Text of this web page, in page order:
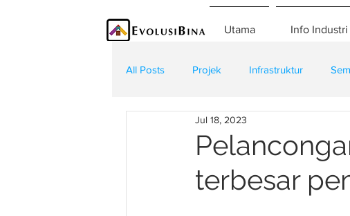
Utama Info Industri
All Posts Projek Infrastruktur
Teknologi Kontraktor
terbesar
Jul 18, 2023